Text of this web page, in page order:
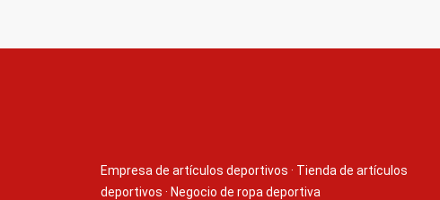
Empresa de artículos deportivos · Tienda de artículos
deportivos · Negocio de ropa deportiva